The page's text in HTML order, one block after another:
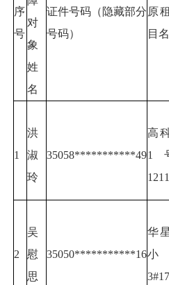
序
号
对
象
姓
名
证件号码（隐藏部分
号码）
原
目
1
洪
淑
玲
35058***********49
高
1
2
吴
慰
思
35050***********16
华